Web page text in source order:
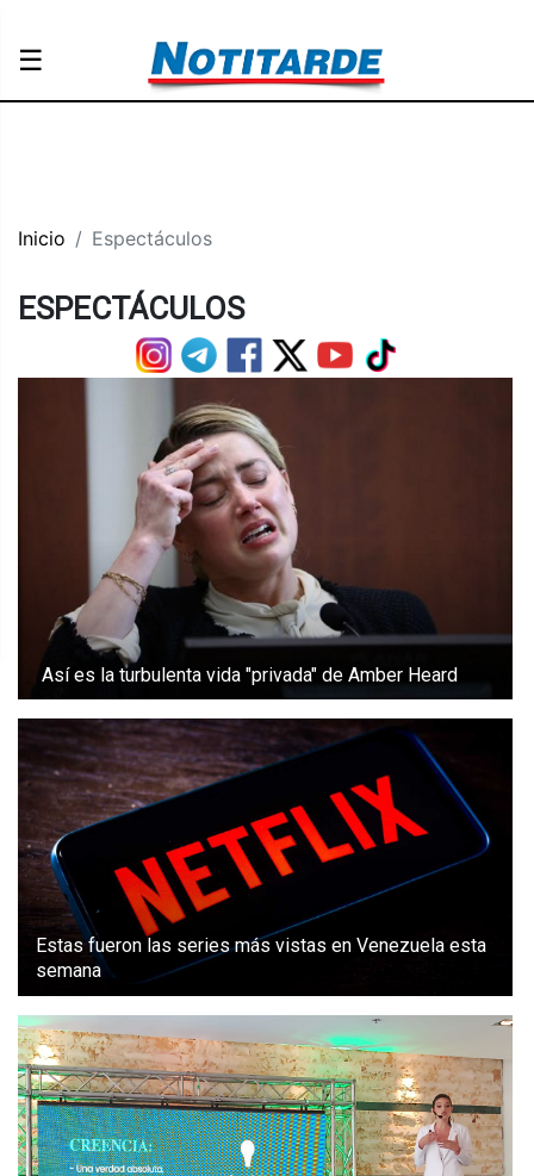
☰
Inicio Espectáculos
ESPECTÁCULOS
Así es la turbulenta vida "privada" de Amber Heard
Estas fueron las series más vistas en Venezuela esta
semana